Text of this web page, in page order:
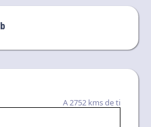
A 2752 kms de ti